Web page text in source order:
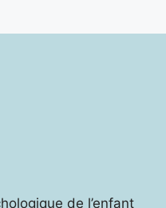
de l’enfant